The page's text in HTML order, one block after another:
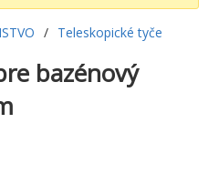
/ Teleskopické tyče
bazénový